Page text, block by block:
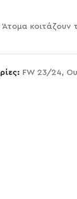
Άτομα κοιτάζουν
FW 23/24,